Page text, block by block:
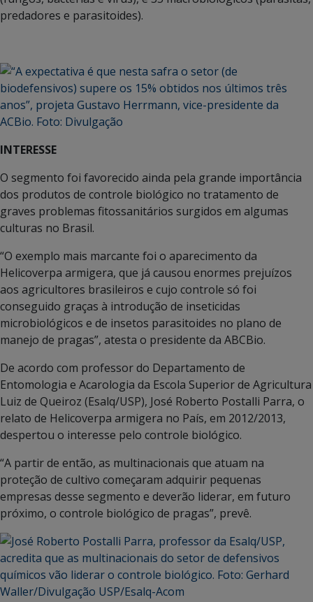
predadores e parasitoides).
INTERESSE
O segmento foi favorecido ainda pela grande importância
dos produtos de controle biológico no tratamento de
graves problemas fitossanitários surgidos em algumas
culturas no Brasil.
“O exemplo mais marcante foi o aparecimento da
Helicoverpa armigera, que já causou enormes prejuízos
aos agricultores brasileiros e cujo controle só foi
conseguido graças à introdução de inseticidas
microbiológicos e de insetos parasitoides no plano de
manejo de pragas”, atesta o presidente da ABCBio.
De acordo com professor do Departamento de
Entomologia e Acarologia da Escola Superior de Agricultura
Luiz de Queiroz (Esalq/USP), José Roberto Postalli Parra, o
relato de Helicoverpa armigera no País, em 2012/2013,
despertou o interesse pelo controle biológico.
“A partir de então, as multinacionais que atuam na
proteção de cultivo começaram adquirir pequenas
empresas desse segmento e deverão liderar, em futuro
próximo, o controle biológico de pragas”, prevê.